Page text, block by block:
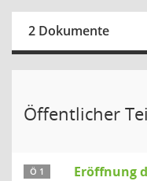
2 Dokumente
Öffentlicher
Ö 1
Eröffnung